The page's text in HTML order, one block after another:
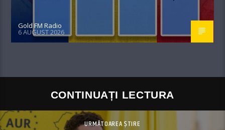
Gold FM Radio
6 AUGUST 2026
CONTINUAȚI LECTURA
URMĂTOAREA ȘTIRE